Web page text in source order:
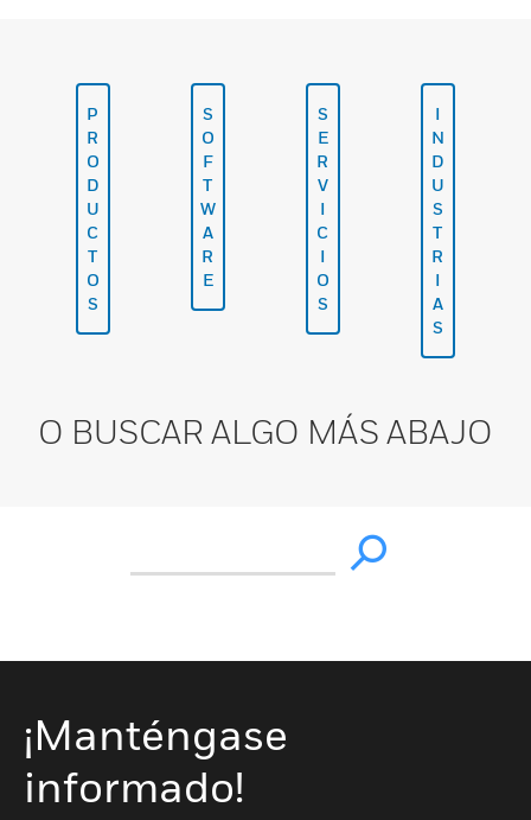
P
R
O
D
U
C
T
O
S
S
O
F
T
W
A
R
E
S
E
R
V
I
C
I
O
S
I
N
D
U
S
T
R
I
A
S
O BUSCAR ALGO MÁS ABAJO
¡Manténgase
informado!